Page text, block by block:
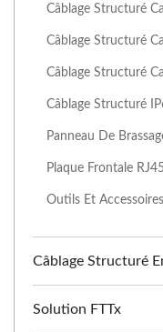
Câblage Structuré
Câblage Structuré
Câblage Structuré
Câblage Structuré
Panneau De
Plaque Frontale
Outils Et
Câblage Structuré
Solution FTTx